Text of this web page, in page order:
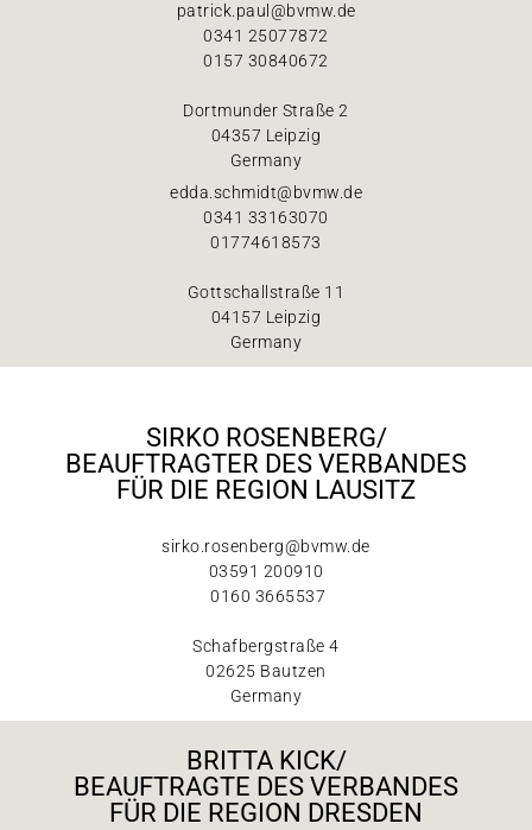
patrick.paul@bvmw.de
0341 25077872
0157 30840672
Dortmunder Straße 2
04357 Leipzig
Germany
edda.schmidt@bvmw.de
0341 33163070
01774618573
Gottschallstraße 11
04157 Leipzig
Germany
SIRKO ROSENBERG/
BEAUFTRAGTER DES VERBANDES
FÜR DIE REGION LAUSITZ
sirko.rosenberg@bvmw.de
03591 200910
0160 3665537
Schafbergstraße 4
02625 Bautzen
Germany
BRITTA KICK/
BEAUFTRAGTE DES VERBANDES
FÜR DIE REGION DRESDEN